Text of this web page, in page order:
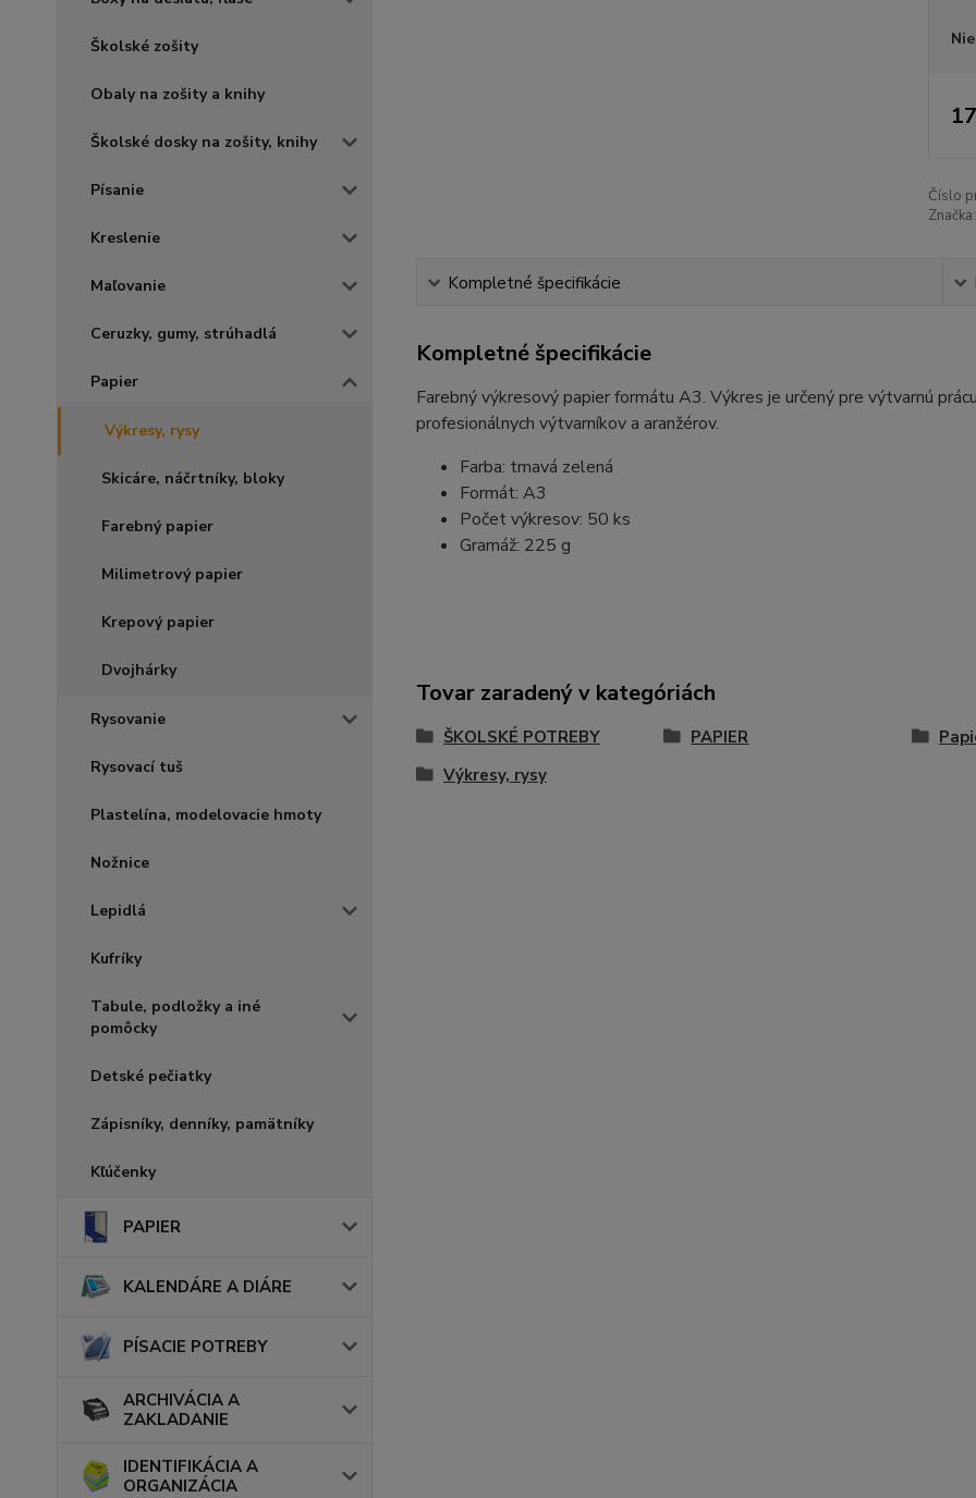
Školské zošity
Obaly na zošity a knihy
Školské dosky na zošity, knihy
Písanie
Kreslenie
Maľovanie
Ceruzky, gumy, strúhadlá
Papier
Výkresy, rysy
Skicáre, náčrtníky, bloky
Farebný papier
Milimetrový papier
Krepový papier
Dvojhárky
Rysovanie
Rysovací tuš
Plastelína, modelovacie hmoty
Nožnice
Lepidlá
Kufríky
Tabule, podložky a iné
pomôcky
Detské pečiatky
Zápisníky, denníky, pamätníky
Kľúčenky
PAPIER
KALENDÁRE A DIÁRE
PÍSACIE POTREBY
ARCHIVÁCIA A
ZAKLADANIE
IDENTIFIKÁCIA A
ORGANIZÁCIA
Číslo
Značka:
Kompletné špecifikácie
Kompletné špecifikácie
Farebný výkresový papier formátu A3. Výkres je určený pre výtvarnú
profesionálnych výtvarníkov a aranžérov.
Farba: tmavá zelená
Formát: A3
Počet výkresov: 50 ks
Gramáž: 225 g
Tovar zaradený v kategóriách
ŠKOLSKÉ POTREBY PAPIER
Výkresy, rysy